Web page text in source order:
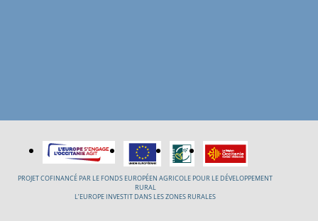
PROJET COFINANCÉ PAR LE FONDS EUROPÉEN AGRICOLE POUR LE DÉVELOPPEMENT
RURAL
L’EUROPE INVESTIT DANS LES ZONES RURALES